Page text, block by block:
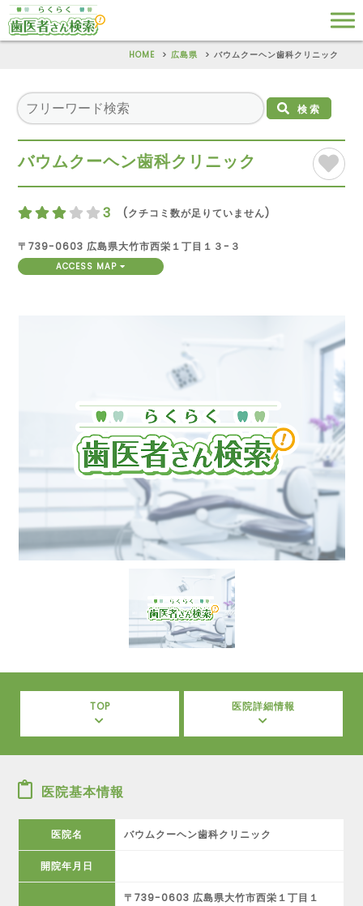
HOME 広島県 バウムクーヘン歯科クリニック
検索
バウムクーヘン歯科クリニック
3 (クチコミ数が足りていません)
〒739-0603 広島県大竹市西栄１丁目１３-３
ACCESS MAP
TOP 医院詳細情報
医院基本情報
医院名 バウムクーヘン歯科クリニック
開院年月日
〒739-0603 広島県大竹市西栄１丁目１